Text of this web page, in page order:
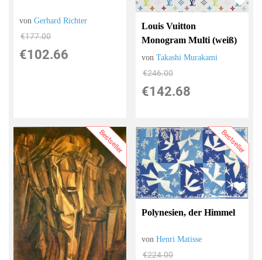
vonGerhard Richter
€177.00
€102.66
Louis Vuitton
Monogram Multi (weiß)
vonTakashi Murakami
€246.00
€142.68
Bestseller Bestseller
Polynesien, der Himmel
vonHenri Matisse
€224.00